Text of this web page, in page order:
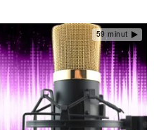
59 minut